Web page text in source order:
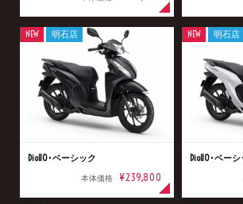
Dio110･ベーシック
本体価格 ¥239,800
NEW 明石店
Dio110･ベー
NEW 明石店